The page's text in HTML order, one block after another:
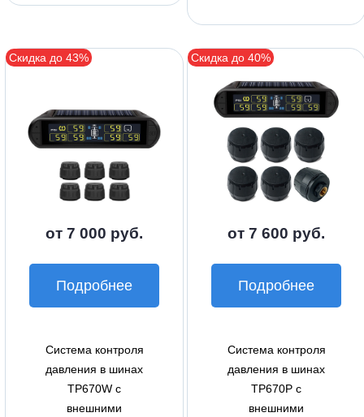
Скидка до 43%
от 7 000 руб.
Подробнее
Система контроля
давления в шинах
TP670W с
внешними
Скидка до 40%
от 7 600 руб.
Подробнее
Система контроля
давления в шинах
TP670P с
внешними